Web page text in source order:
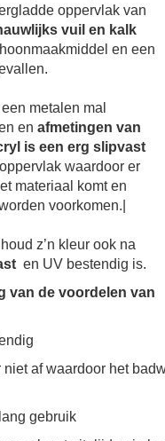
oppervlak van
vuil en kalk
en een
metalen mal
en afmetingen van
is een erg slipvast
waardoor er
materiaal komt en
voorkomen.|
z’n kleur ook na
en UV bestendig is.
van de voordelen van
af waardoor het
gebruik